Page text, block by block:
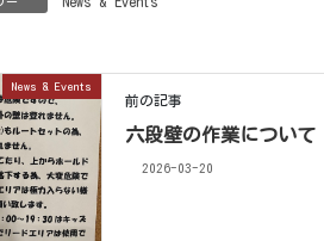
News & Events
前の記事
六段壁の作業について
2026-03-20